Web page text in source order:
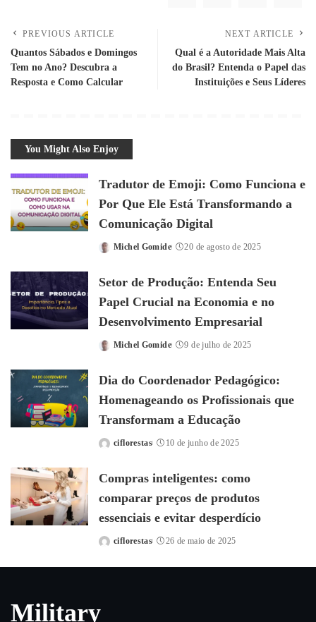
PREVIOUS ARTICLE
Quantos Sábados e Domingos
Tem no Ano? Descubra a
Resposta e Como Calcular
NEXT ARTICLE
Qual é a Autoridade Mais Alta
do Brasil? Entenda o Papel das
Instituições e Seus Líderes
You Might Also Enjoy
Tradutor de Emoji: Como Funciona e
Por Que Ele Está Transformando a
Comunicação Digital
Posted
Michel Gomide 20 de agosto de 2025
Setor de Produção: Entenda Seu
Papel Crucial na Economia e no
Desenvolvimento Empresarial
Posted
Michel Gomide 9 de julho de 2025
Dia do Coordenador Pedagógico:
Homenageando os Profissionais que
Transformam a Educação
Posted
ciflorestas 10 de junho de 2025
Compras inteligentes: como
comparar preços de produtos
essenciais e evitar desperdício
Posted
ciflorestas 26 de maio de 2025
Military